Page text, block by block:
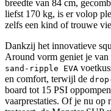
breedte van 84 cm,
liefst 170 kg, is er volop
zelfs een kind of trouwe
Dankzij het innovatieve
Around vorm geniet je
sand-ripple EVA
en comfort, terwijl de
board tot 15 PSI
vaarprestaties. Of je nu op